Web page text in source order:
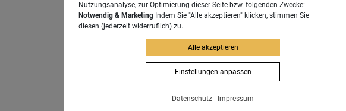
Nutzungsanalyse, zur Optimierung dieser Seite bzw. folgenden Zwecke:
Notwendig & Marketing Indem Sie "Alle akzeptieren" klicken, stimmen Sie
diesen (jederzeit widerruflich) zu.
Alle akzeptieren
Einstellungen anpassen
Datenschutz Impressum